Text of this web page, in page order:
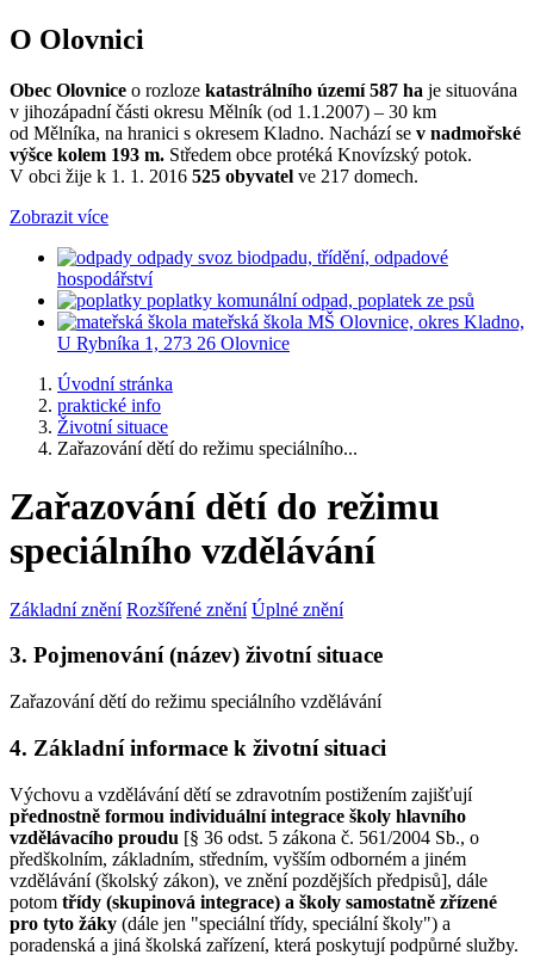
O Olovnici
Obec Olovnice o rozloze katastrálního území 587 ha je situována
v jihozápadní části okresu Mělník (od 1.1.2007) – 30 km
od Mělníka, na hranici s okresem Kladno. Nachází se v nadmořské
výšce kolem 193 m. Středem obce protéká Knovízský potok.
V obci žije k 1. 1. 2016 525 obyvatel ve 217 domech.
Zobrazit více
odpady svoz biodpadu, třídění, odpadové
hospodářství
poplatky komunální odpad, poplatek ze psů
mateřská škola MŠ Olovnice, okres Kladno,
U Rybníka 1, 273 26 Olovnice
Úvodní stránka
praktické info
Životní situace
Zařazování dětí do režimu speciálního...
Zařazování dětí do režimu
speciálního vzdělávání
Základní znění Rozšířené znění Úplné znění
3. Pojmenování (název) životní situace
Zařazování dětí do režimu speciálního vzdělávání
4. Základní informace k životní situaci
Výchovu a vzdělávání dětí se zdravotním postižením zajišťují
přednostně formou individuální integrace školy hlavního
vzdělávacího proudu [§ 36 odst. 5 zákona č. 561/2004 Sb., o
předškolním, základním, středním, vyšším odborném a jiném
vzdělávání (školský zákon), ve znění pozdějších předpisů], dále
potom třídy (skupinová integrace) a školy samostatně zřízené
pro tyto žáky (dále jen "speciální třídy, speciální školy") a
poradenská a jiná školská zařízení, která poskytují podpůrné služby.